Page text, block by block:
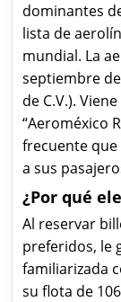
dominantes
lista de
mundial. La
septiembre
de C.V.).
“Aeroméxico
frecuente que
a sus
¿Por qué
Al reservar
preferidos, le
familiarizada
su flota de